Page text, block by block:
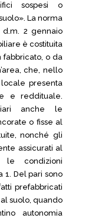
sospesi o
La norma
d.m. 2 gennaio
è costituita
fabbricato, o da
che, nello
presenta
e reddituale.
anche le
o fisse al
nonché gli
assicurati al
le condizioni
Del pari sono
prefabbricati
suolo, quando
autonomia